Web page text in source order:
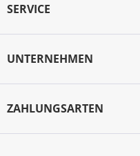
SERVICE
UNTERNEHMEN
ZAHLUNGSARTEN